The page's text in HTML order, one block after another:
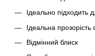
Ідеально підходить
Ідеальна
Відмінний блиск